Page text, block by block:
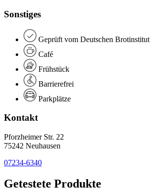
Sonstiges
Geprüft vom Deutschen Brotinstitut
Café
Frühstück
Barrierefrei
Parkplätze
Kontakt
Pforzheimer Str. 22
75242 Neuhausen
07234-6340
Getestete Produkte